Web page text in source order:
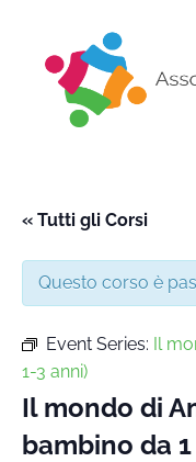
« Tutti gli Corsi
Questo corso è
Event Series: Il
1-3 anni)
Il mondo di
bambino da